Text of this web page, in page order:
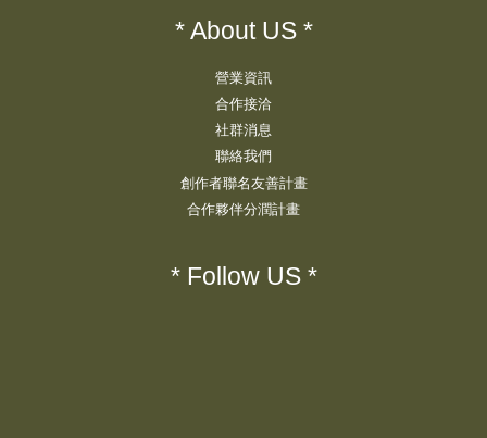
* About US *
營業資訊
合作接洽
社群消息
聯絡我們
創作者聯名友善計畫
合作夥伴分潤計畫
* Follow US *